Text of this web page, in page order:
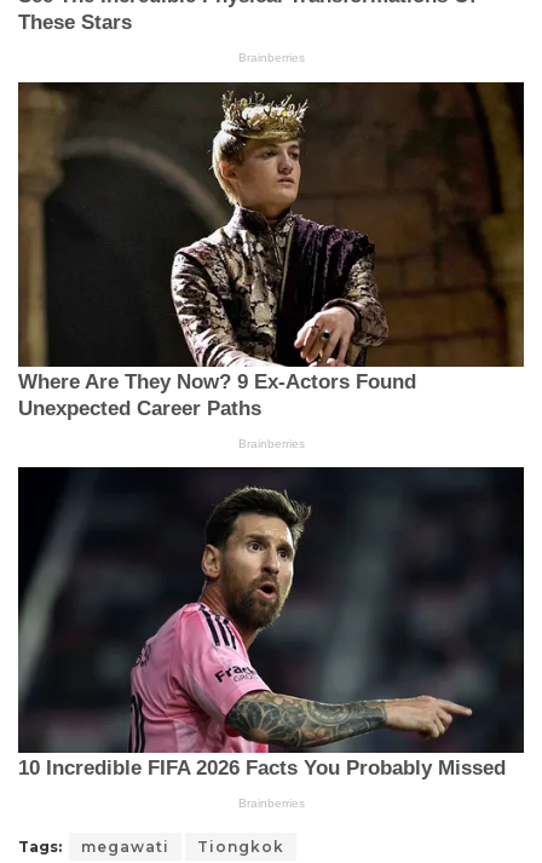
Tags: megawati Tiongkok